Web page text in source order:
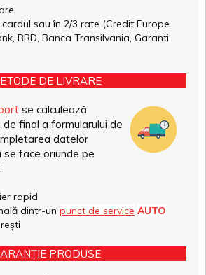
sau în 2/3 rate (Credit Europe
BRD, Banca Transilvania, Garanti
DE LIVRARE
se calculează
final a formularului de
datelor
se face oriunde pe
rapid
dintr-un punct de service AUTO
PRODUSE